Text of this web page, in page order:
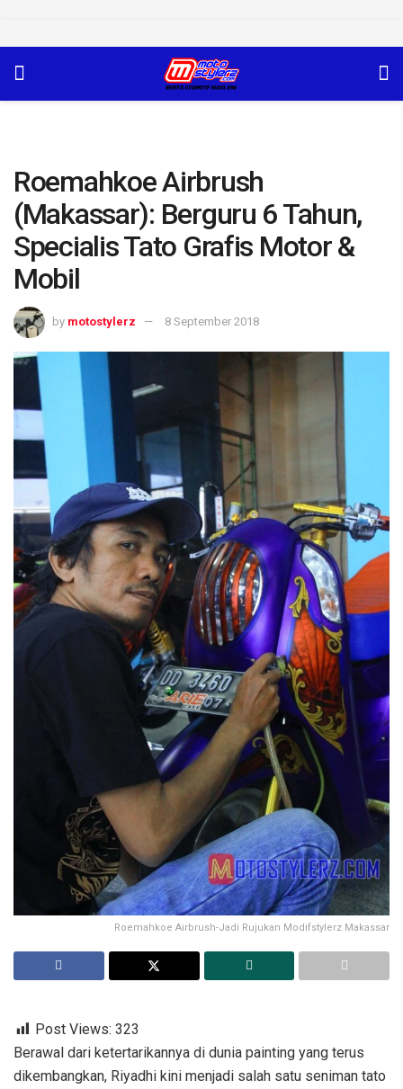
Roemahkoe Airbrush
(Makassar): Berguru 6 Tahun,
Specialis Tato Grafis Motor &
Mobil
by motostylerz 8 September 2018
Roemahkoe Airbrush-Jadi Rujukan Modifstylerz Makassar
Post Views: 323
Berawal dari ketertarikannya di dunia painting yang terus
dikembangkan, Riyadhi kini menjadi salah satu seniman tato